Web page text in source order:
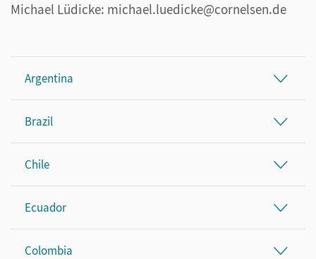
Michael Lüdicke: michael.luedicke@cornelsen.de
Argentina
Brazil
Chile
Ecuador
Colombia